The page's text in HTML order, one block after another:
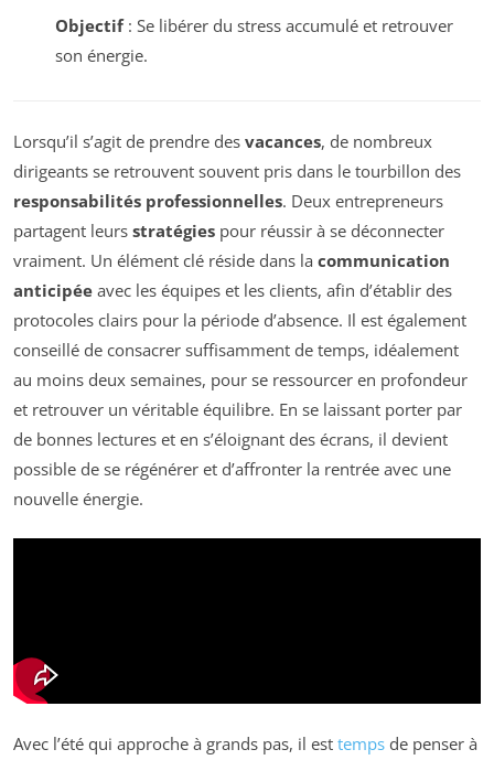
Objectif: Se libérer du stress accumulé et retrouver
son énergie.
Lorsqu’il s’agit de prendre des vacances, de nombreux
dirigeants se retrouvent souvent pris dans le tourbillon des
responsabilités professionnelles. Deux entrepreneurs
partagent leurs stratégies pour réussir à se déconnecter
vraiment. Un élément clé réside dans la communication
anticipée avec les équipes et les clients, afin d’établir des
protocoles clairs pour la période d’absence. Il est également
conseillé de consacrer suffisamment de temps, idéalement
au moins deux semaines, pour se ressourcer en profondeur
et retrouver un véritable équilibre. En se laissant porter par
de bonnes lectures et en s’éloignant des écrans, il devient
possible de se régénérer et d’affronter la rentrée avec une
nouvelle énergie.
Avec l’été qui approche à grands pas, il est temps de penser à